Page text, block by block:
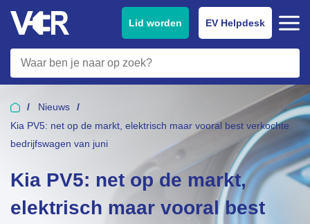
Lid worden EV Helpdesk
Nieuws
Kia PV5: net op de markt, elektrisch maar vooral best verkochte
bedrijfswagen van juni
Kia PV5: net op de markt,
elektrisch maar vooral best